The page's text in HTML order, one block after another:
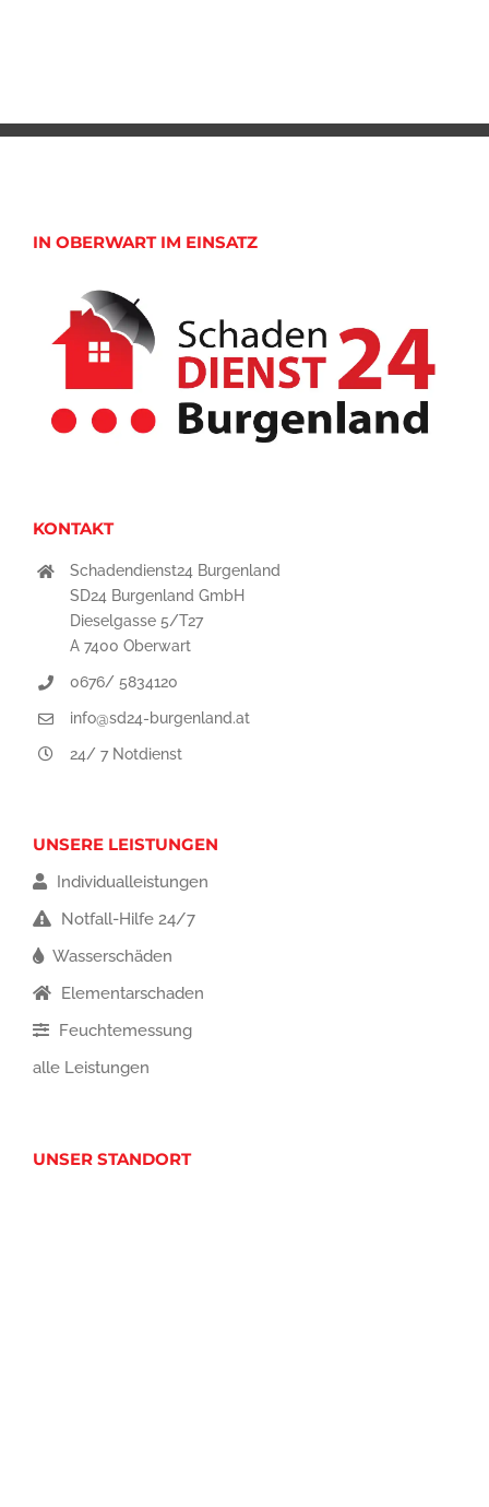
IN OBERWART IM EINSATZ
KONTAKT
Schadendienst24 Burgenland
SD24 Burgenland GmbH
Dieselgasse 5/T27
A 7400 Oberwart
0676/ 5834120
info@sd24-burgenland.at
24/ 7 Notdienst
UNSERE LEISTUNGEN
Individualleistungen
Notfall-Hilfe 24/7
Wasserschäden
Elementarschaden
Feuchtemessung
alle Leistungen
UNSER STANDORT